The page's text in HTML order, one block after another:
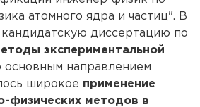
атомного ядра и частиц". В
диссертацию по
экспериментальной
основным направлением
широкое применение
физических методов в